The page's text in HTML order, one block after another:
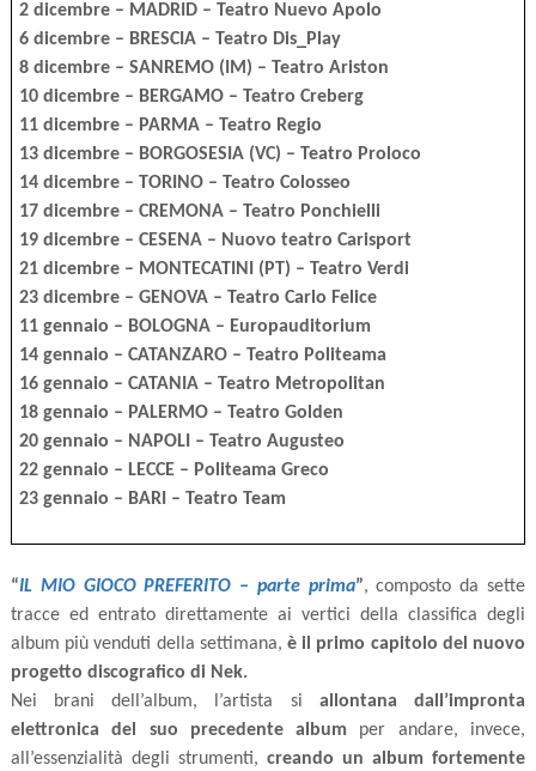
2 dicembre – MADRID – Teatro Nuevo Apolo
6 dicembre – BRESCIA – Teatro Dis_Play
8 dicembre – SANREMO (IM) – Teatro Ariston
10 dicembre – BERGAMO – Teatro Creberg
11 dicembre – PARMA – Teatro Regio
13 dicembre – BORGOSESIA (VC) – Teatro Proloco
14 dicembre – TORINO – Teatro Colosseo
17 dicembre – CREMONA – Teatro Ponchielli
19 dicembre – CESENA – Nuovo teatro Carisport
21 dicembre – MONTECATINI (PT) – Teatro Verdi
23 dicembre – GENOVA – Teatro Carlo Felice
11 gennaio – BOLOGNA – Europauditorium
14 gennaio – CATANZARO – Teatro Politeama
16 gennaio – CATANIA – Teatro Metropolitan
18 gennaio – PALERMO – Teatro Golden
20 gennaio – NAPOLI – Teatro Augusteo
22 gennaio – LECCE – Politeama Greco
23 gennaio – BARI – Teatro Team
“IL MIO GIOCO PREFERITO – parte prima”, composto da sette
tracce ed entrato direttamente ai vertici della classifica degli
album più venduti della settimana, è il primo capitolo del nuovo
progetto discografico di Nek.
Nei brani dell’album, l’artista si allontana dall’impronta
elettronica del suo precedente album per andare, invece,
all’essenzialità degli strumenti, creando un album fortemente